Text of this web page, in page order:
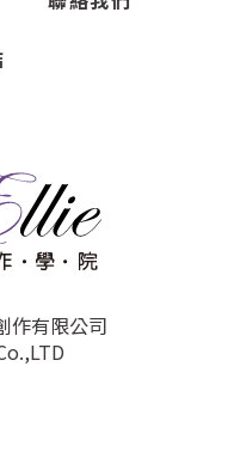
作有限公司